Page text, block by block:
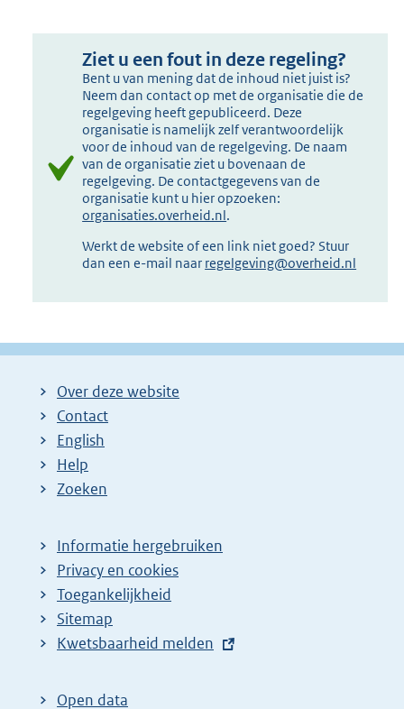
Ziet u een fout in deze regeling?
Bent u van mening dat de inhoud niet juist is?
Neem dan contact op met de organisatie die de
regelgeving heeft gepubliceerd. Deze
organisatie is namelijk zelf verantwoordelijk
voor de inhoud van de regelgeving. De naam
van de organisatie ziet u bovenaan de
regelgeving. De contactgegevens van de
organisatie kunt u hier opzoeken:
organisaties.overheid.nl.
Werkt de website of een link niet goed? Stuur
dan een e-mail naar regelgeving@overheid.nl
Over deze website
Contact
English
Help
Zoeken
Informatie hergebruiken
Privacy en cookies
Toegankelijkheid
Sitemap
E
t
Kwetsbaarheid melden
Open data